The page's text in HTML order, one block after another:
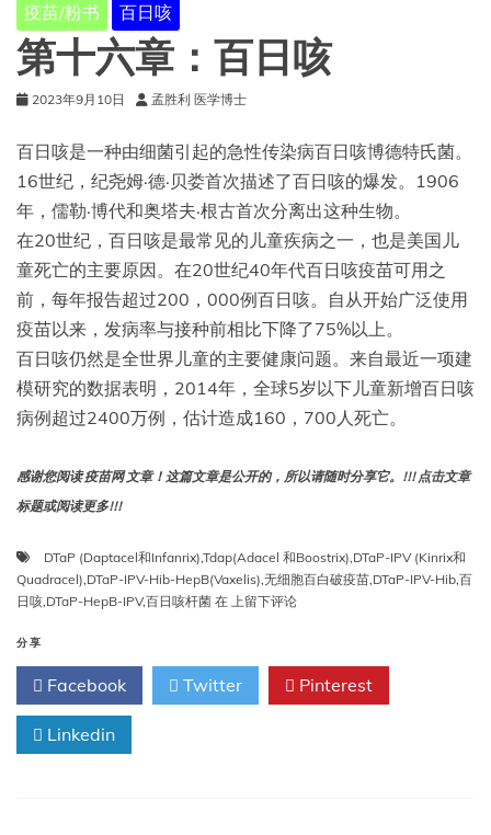
疫苗/粉书 百日咳
第十六章：百日咳
2023年9月10日 孟胜利 医学博士
百日咳是一种由细菌引起的急性传染病百日咳博德特氏菌。
16世纪，纪尧姆·德·贝娄首次描述了百日咳的爆发。1906
年，儒勒·博代和奥塔夫·根古首次分离出这种生物。
在20世纪，百日咳是最常见的儿童疾病之一，也是美国儿
童死亡的主要原因。在20世纪40年代百日咳疫苗可用之
前，每年报告超过200，000例百日咳。自从开始广泛使用
疫苗以来，发病率与接种前相比下降了75%以上。
百日咳仍然是全世界儿童的主要健康问题。来自最近一项建
模研究的数据表明，2014年，全球5岁以下儿童新增百日咳
病例超过2400万例，估计造成160，700人死亡。
感谢您阅读 疫苗网 文章！这篇文章是公开的，所以请随时分享它。!!! 点击文章
标题或阅读更多!!!
DTaP (Daptacel和Infanrix),Tdap(Adacel 和Boostrix),DTaP-IPV (Kinrix和
Quadracel),DTaP-IPV-Hib-HepB(Vaxelis),无细胞百白破疫苗,DTaP-IPV-Hib,百
日咳,DTaP-HepB-IPV,百日咳杆菌 在 第
章：
百
日
上留下评论
分享
Facebook Twitter Pinterest
Linkedin